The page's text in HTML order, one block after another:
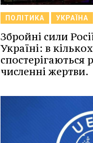
ПОЛІТИКА УКРАЇНА
Збройні сили
Україні: в
спостерігаються
численні жертви.